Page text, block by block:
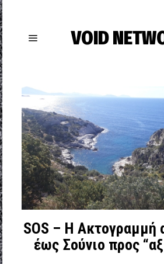
VOID
SOS – Η Ακτογραμμή
έως Σούνιο προς